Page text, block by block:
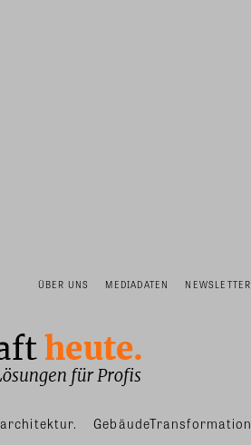
ÜBER UNS MEDIADATEN NEWSLETTER
architektur. GebäudeTransformation